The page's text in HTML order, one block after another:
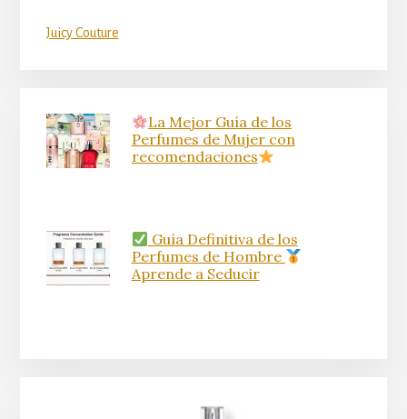
Juicy Couture
La Mejor Guía de los
Perfumes de Mujer con
recomendaciones
Guía Definitiva de los
Perfumes de Hombre
Aprende a Seducir